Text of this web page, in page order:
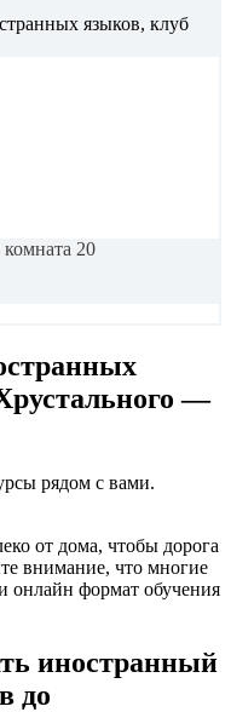
языков, клуб
20
—
рядом с вами.
от дома, чтобы дорога
внимание, что многие
онлайн формат обучения
иностранный
до